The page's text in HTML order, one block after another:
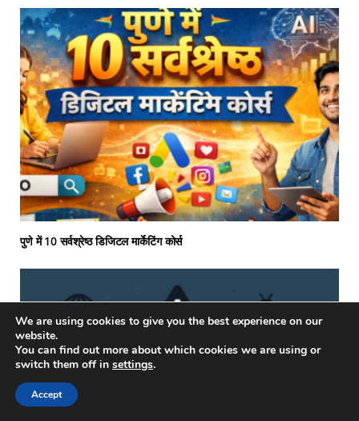
पुणे में 10 सर्वश्रेष्ठ डिजिटल मार्केटिंग कोर्स
We are using cookies to give you the best experience on our
website.
You can find out more about which cookies we are using or
switch them off in settings.
Accept